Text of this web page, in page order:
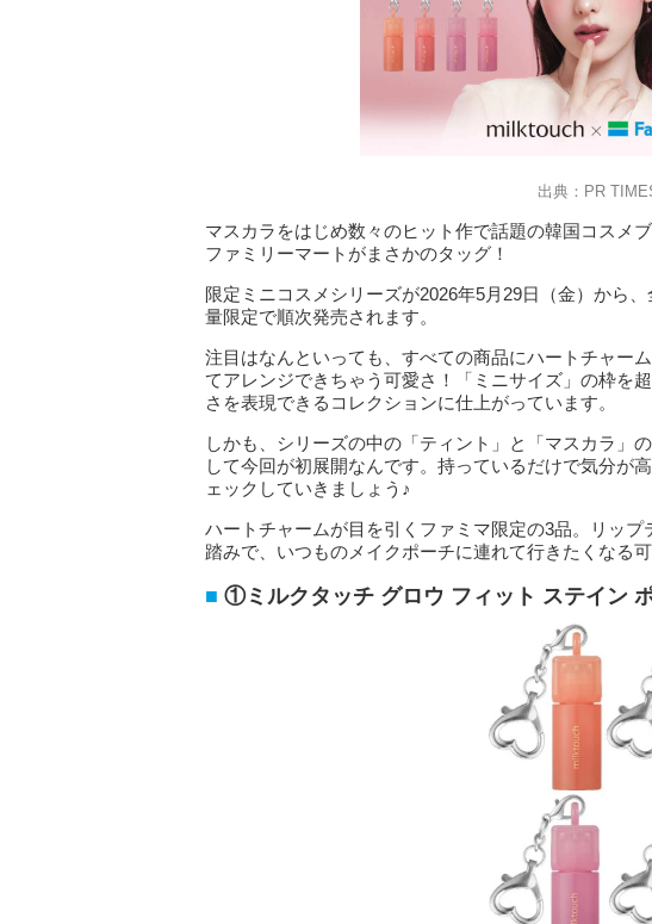
出典：PR
マスカラをはじめ数々のヒット作で話題の韓国コスメ
ファミリーマートがまさかのタッグ！
限定ミニコスメシリーズが2026年5月29日（金）から
量限定で順次発売されます。
注目はなんといっても、すべての商品にハートチャー
てアレンジできちゃう可愛さ！「ミニサイズ」の枠を
さを表現できるコレクションに仕上がっています。
しかも、シリーズの中の「ティント」と「マスカラ」
して今回が初展開なんです。持っているだけで気分が
ェックしていきましょう♪
ハートチャームが目を引くファミマ限定の3品。リッ
踏みで、いつものメイクポーチに連れて行きたくなる可
①ミルクタッチ グロウ フィット ステイン